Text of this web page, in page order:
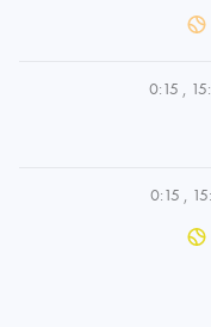
0:15 ,
0:15 ,